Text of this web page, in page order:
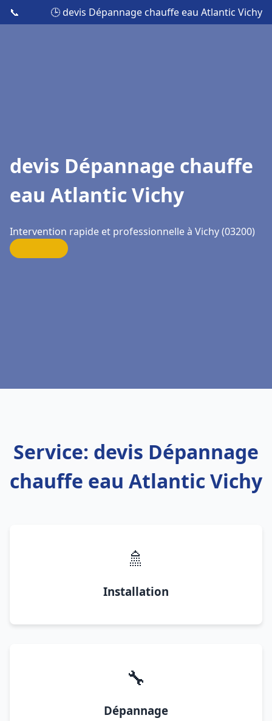
📞 🕒 devis Dépannage chauffe eau Atlantic Vichy
devis Dépannage chauffe
eau Atlantic Vichy
Intervention rapide et professionnelle à Vichy (03200)
Service: devis Dépannage
chauffe eau Atlantic Vichy
🚿
Installation
🔧
Dépannage